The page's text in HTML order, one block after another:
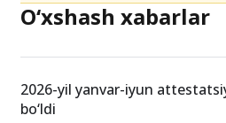
O‘xshash xabarlar
2026-yil yanvar-iyun
bo‘ldi